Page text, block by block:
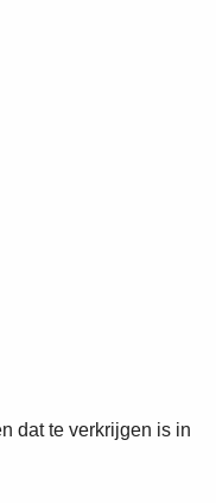
dat te verkrijgen is in